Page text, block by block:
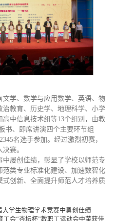
学、数学与应用数学、英语、物
教育、历史学、地理科学、小学
中信息技术组等13个组别，由教
书、即席讲演四个主要环节组
名选手参加。经过激烈初赛，
赛。
屡创佳绩，彰显了学校以师范专
类专业标准化建设、加速数智化
创新、全面提升师范人才培养质
学生物理学术竞赛中勇创佳绩
工会“杏坛杯”教职工运动会中荣获佳